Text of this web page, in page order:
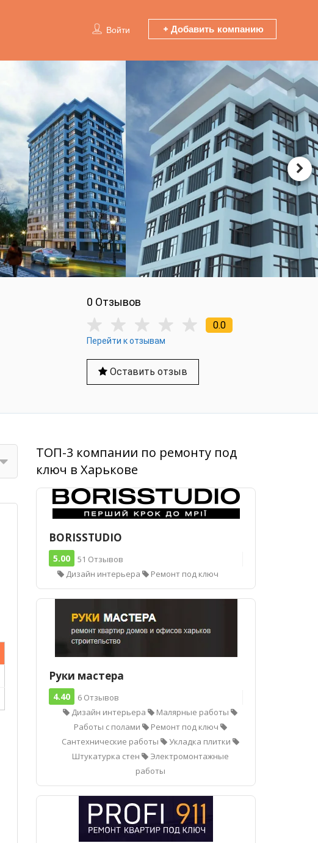
Войти Добавить компанию
0 Отзывов
0.0
Перейти к отзывам
Оставить отзыв
ТОП-3 компании по ремонту под
ключ в Харькове
BORISSTUDIO
5.00
51 Отзывов
Дизайн интерьера
Ремонт под ключ
Руки мастера
4.40
6 Отзывов
Дизайн интерьера
Малярные работы
Работы с полами
Ремонт под ключ
Сантехнические работы
Укладка плитки
Штукатурка стен
Электромонтажные
работы